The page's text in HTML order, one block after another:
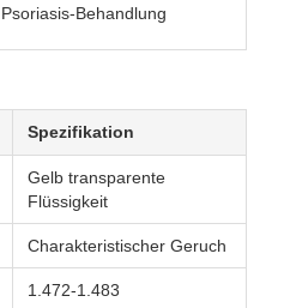
Psoriasis-Behandlung
Spezifikation
Gelb transparente
Flüssigkeit
Charakteristischer Geruch
1.472-1.483